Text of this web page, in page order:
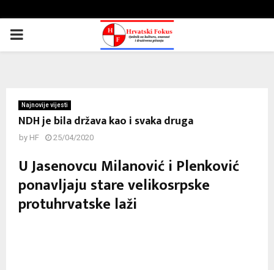
PRIMARY
Najnovije vijesti
NDH je bila država kao i svaka druga
by HF 25/04/2020
U Jasenovcu Milanović i Plenković
ponavljaju stare velikosrpske
protuhrvatske laži